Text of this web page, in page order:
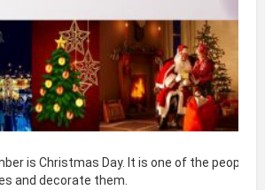
is Christmas Day. It is one of the
and decorate them.